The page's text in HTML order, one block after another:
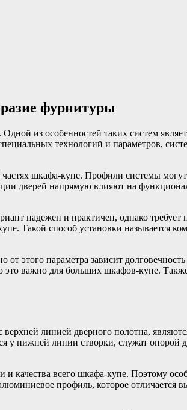
фурнитуры
из особенностей таких систем
технологий и параметров,
шкафа-купе. Профили системы
дверей напрямую влияют на
надежен и практичен, однако требует
Такой способ установки называется
этого параметра зависит
важно для больших шкафов-купе. Также
линией дверного полотна,
у нижней линии створки, служат опорой
качества всего шкафа-купе. Поэтому
профиль, которое отличается